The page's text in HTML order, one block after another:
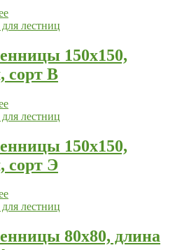
150х150,
сорт В
150х150,
сорт Э
80х80, длина